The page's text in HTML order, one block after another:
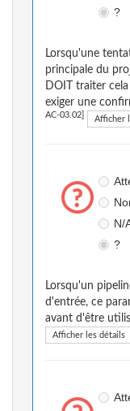
?
Lorsqu'une
principale du
DOIT traiter
exiger une
AC-03.02] Afficher
N/
?
Lorsqu'un
d'entrée, ce
avant d'être
Afficher les détails